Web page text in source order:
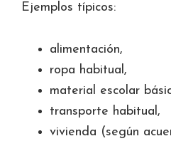
Ejemplos típicos:
alimentación,
ropa habitual,
material escolar
transporte habitual,
vivienda (según